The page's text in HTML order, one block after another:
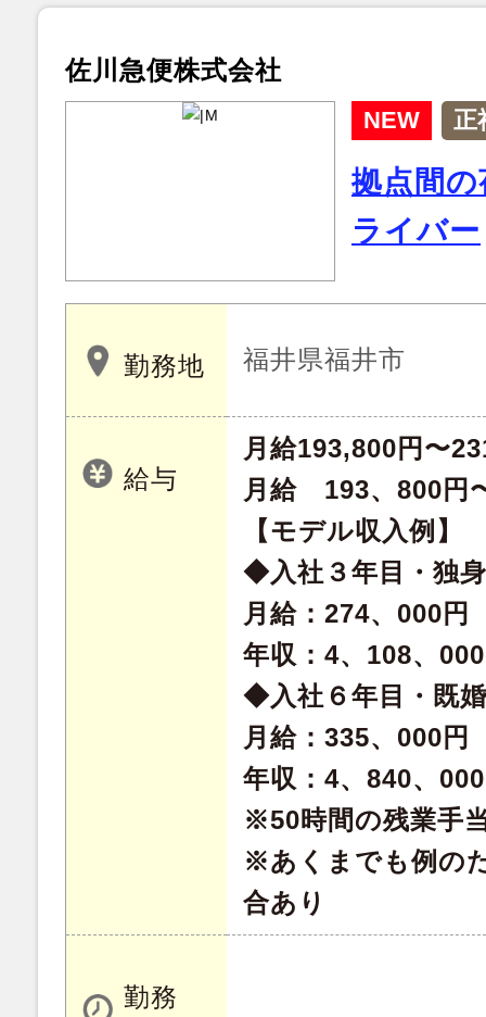
佐川急便株式会社
NEW 正
拠点間
ライバー
勤務地 福井県福井市
給与
月給193,800円〜
月給 193、800円
【モデル収入例】
◆入社３年目・独身
月給：274、000円
年収：4、108、
◆入社６年目・既
月給：335、000円
年収：4、840、
※50時間の残業手
※あくまでも例の
合あり
勤務